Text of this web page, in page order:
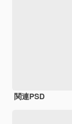
関連PSD